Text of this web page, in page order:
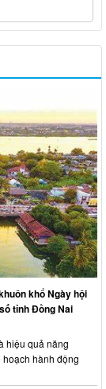
khổ Ngày hội
tỉnh Đồng Nai
hiệu quả năng
hành động